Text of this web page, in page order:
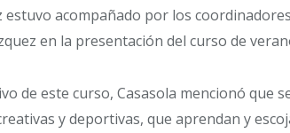
estuvo acompañado por los
en la presentación del curso de
de este curso, Casasola mencionó que
y deportivas, que aprendan y